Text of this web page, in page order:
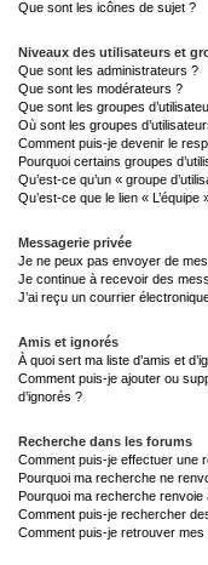
Que sont les icônes de sujet ?
Niveaux des utilisateurs et
Que sont les administrateurs ?
Que sont les modérateurs ?
Que sont les groupes
Où sont les groupes
Comment puis-je devenir le
Pourquoi certains groupes
Qu’est-ce qu’un « groupe
Qu’est-ce que le lien « L’équipe
Messagerie privée
Je ne peux pas envoyer de
Je continue à recevoir des
J’ai reçu un courrier
Amis et ignorés
À quoi sert ma liste d’amis et
Comment puis-je ajouter ou
d’ignorés ?
Recherche dans les forums
Comment puis-je effectuer une
Pourquoi ma recherche ne
Pourquoi ma recherche renvoie
Comment puis-je rechercher
Comment puis-je retrouver